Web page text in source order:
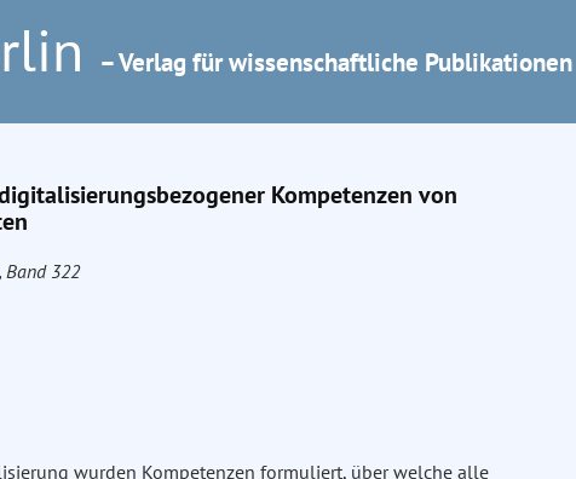
– Verlag für wissenschaftliche Publikationen
Kompetenzen von
Band 322
wurden Kompetenzen formuliert, über welche alle